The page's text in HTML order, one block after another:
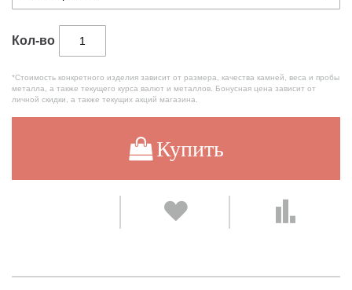
Кол-во
*Стоимость конкретного изделия зависит от размера, качества камней, веса и пробы
металла, а также текущего курса валют и металлов. Бонусная цена зависит от
личной скидки, а также текущих акций магазина.
Купить